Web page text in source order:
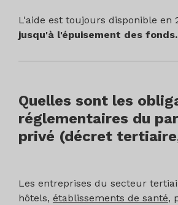
L'aide est toujours disponible en
jusqu'à l'épuisement des fonds.
Quelles sont les
réglementaires du
privé (décret
Les entreprises du secteur
hôtels, établissements de santé,